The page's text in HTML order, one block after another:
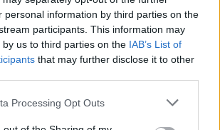
personal information by third parties on the
participants. This information may
us to third parties on the IAB’s List of
that may further disclose it to other
website/app uses one or more Google
Processing Opt Outs